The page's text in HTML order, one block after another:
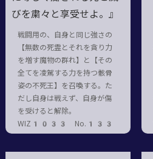
びを粛々と享受せよ。』
戦闘用の、自身と同じ強さの
【無数の死霊とそれを貪り力
を増す魔物の群れ】と【その
全てを凌駕する力を持つ骸骨
姿の不死王】を召喚する。た
だし自身は戦えず、自身が傷
を受けると解除。
WIZ1033 No.133